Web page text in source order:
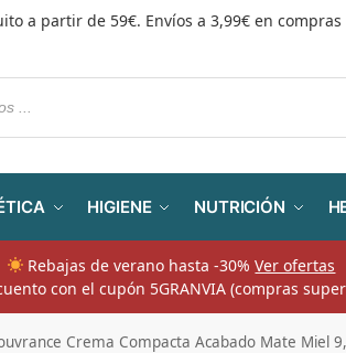
a partir de 59€. Envíos a 3,99€ en
HIGIENE NUTRICIÓN
Rebajas de verano hasta -30%Ver ofertas
con el cupón 5GRANVIA (compras
Crema Compacta Acabado Mate Miel